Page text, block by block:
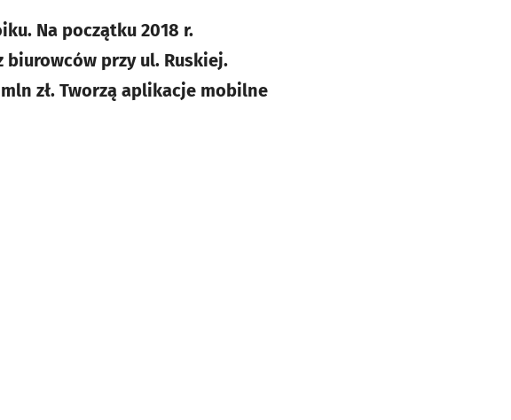
Na początku 2018 r.
przy ul. Ruskiej.
zł. Tworzą aplikacje mobilne